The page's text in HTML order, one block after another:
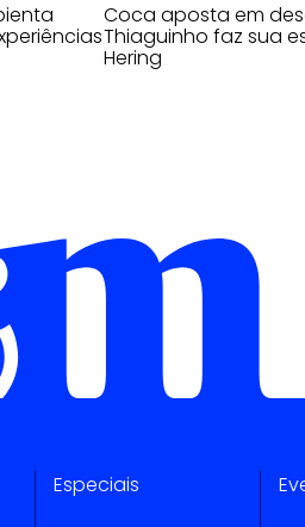
Coca aposta em
Thiaguinho faz sua
Hering
Especiais